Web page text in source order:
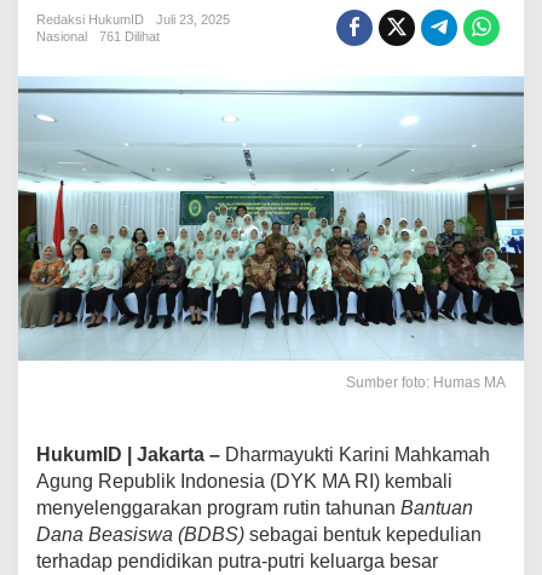
657
Anak
II
PPNPN
Redaksi HukumID
Juli 23, 2025
Nasional
761 Dilihat
Sumber foto: Humas MA
HukumID | Jakarta – Dharmayukti Karini Mahkamah
Agung Republik Indonesia (DYK MA RI) kembali
menyelenggarakan program rutin tahunan Bantuan
Dana Beasiswa (BDBS) sebagai bentuk kepedulian
terhadap pendidikan putra-putri keluarga besar